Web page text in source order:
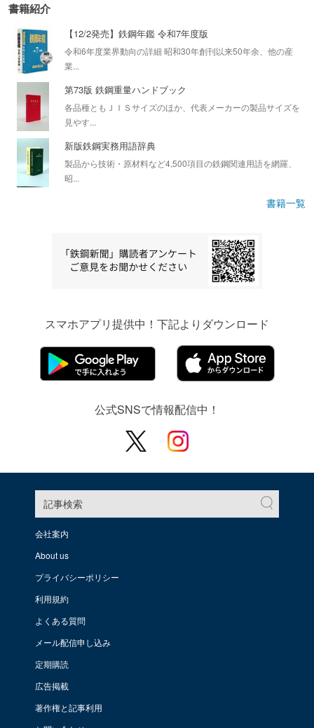
書籍紹介
【12/2発売】鉄鋼年鑑 令和7年度版
令和6年度業界動向の詳細 昭和30年創刊以来50年余、他の産
業...
第73版 鉄鋼重量ハンドブック
各品種ともＪＩＳサイズのほか、代表メーカーの製品サイズを
見やす...
新版鉄鋼実務用語辞典
製品から技術・原材料など4,500項目の鉄鋼関連用語を網羅、
昭...
書籍一覧
スマホアプリ提供中！下記よりダウンロード
公式SNSで情報配信中！
記事検索
会社案内
About us
プライバシーポリシー
利用規約
よくある質問
メール配信申し込み
定期購読
広告掲載
著作権と記事利用